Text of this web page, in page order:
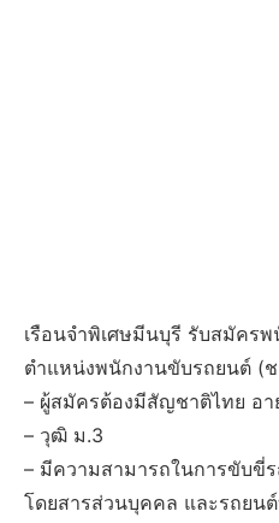
เรือนจำพิเศษมีนบุรี รับสมัครพ
ตำแหน่งพนักงานขับรถยนต์ (
– ผู้สมัครต้องมีสัญชาติไทย อา
– วุฒิ ม.3
– มีความสามารถในการขับขี่
โดยสารส่วนบุคคล และรถยน